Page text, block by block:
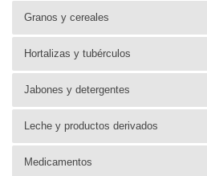
Granos y cereales
Hortalizas y tubérculos
Jabones y detergentes
Leche y productos derivados
Medicamentos